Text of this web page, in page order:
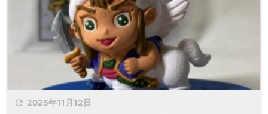
 2025年11月12日